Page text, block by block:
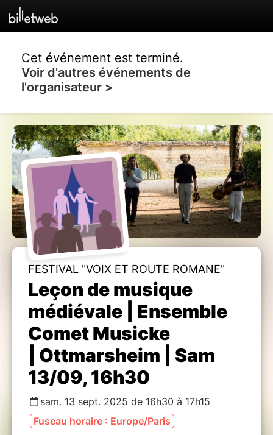
Cet événement est terminé.
Voir d'autres événements de
l'organisateur >
FESTIVAL "VOIX ET ROUTE ROMANE"
Leçon de musique
médiévale | Ensemble
Comet Musicke
| Ottmarsheim | Sam
13/09, 16h30
sam. 13 sept. 2025 de 16h30 à 17h15
Fuseau horaire : Europe/Paris